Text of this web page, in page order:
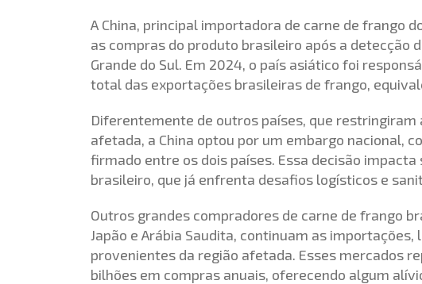
A China, principal importadora de carne de frango
as compras do produto brasileiro após a detecção
Grande do Sul. Em 2024, o país asiático foi
total das exportações brasileiras de frango,
Diferentemente de outros países, que restringiram
afetada, a China optou por um embargo nacional,
firmado entre os dois países. Essa decisão
brasileiro, que já enfrenta desafios logísticos e
Outros grandes compradores de carne de frango
Japão e Arábia Saudita, continuam as
provenientes da região afetada. Esses mercados
bilhões em compras anuais, oferecendo algum